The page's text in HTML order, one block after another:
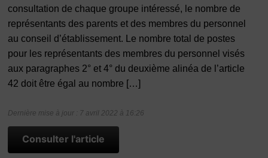
consultation de chaque groupe intéressé, le nombre de
représentants des parents et des membres du personnel
au conseil d’établissement. Le nombre total de postes
pour les représentants des membres du personnel visés
aux paragraphes 2° et 4° du deuxième alinéa de l’article
42 doit être égal au nombre […]
Dernière mise à jour : 7 avril 2022 à 16:26
Consulter l'article